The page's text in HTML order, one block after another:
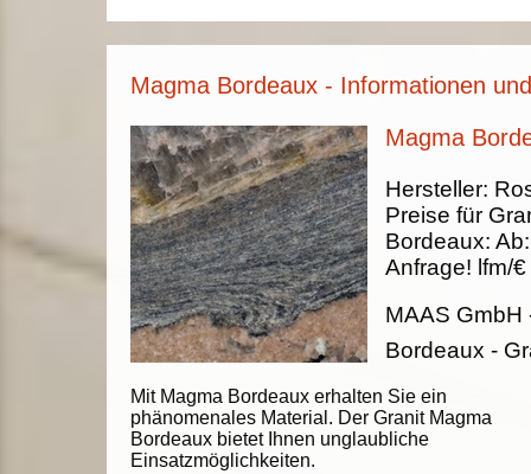
Magma Bordeaux - Informationen
Magma
Mit Magma Bordeaux erhalten Sie ein
phänomenales Material. Der Granit Magma
Bordeaux bietet Ihnen unglaubliche
Einsatzmöglichkeiten.
Hersteller:
Preise für
Bordeaux:
Anfrage! lfm/€
MAAS GmbH
Bordeaux -